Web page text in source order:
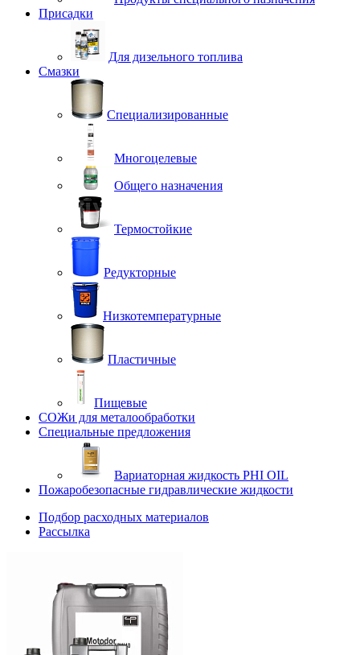
Присадки
Для дизельного топлива
Смазки
Специализированные
Многоцелевые
Общего назначения
Термостойкие
Редукторные
Низкотемпературные
Пластичные
Пищевые
СОЖи для металообработки
Специальные предложения
Вариаторная жидкость PHI OIL
Пожаробезопасные гидравлические жидкости
Подбор расходных материалов
Рассылка